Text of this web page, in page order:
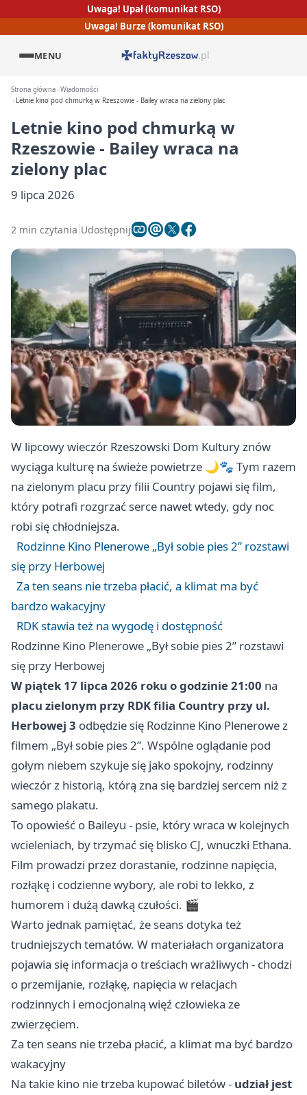
Uwaga! Upał (komunikat RSO)
Uwaga! Burze (komunikat RSO)
MENU
Strona główna Wiadomości
Letnie kino pod chmurką w Rzeszowie - Bailey wraca na zielony plac
Letnie kino pod chmurką w
Rzeszowie - Bailey wraca na
zielony plac
9 lipca 2026
2 min czytania Udostępnij
W lipcowy wieczór Rzeszowski Dom Kultury znów
wyciąga kulturę na świeże powietrze 🌙🐾 Tym razem
na zielonym placu przy filii Country pojawi się film,
który potrafi rozgrzać serce nawet wtedy, gdy noc
robi się chłodniejsza.
Rodzinne Kino Plenerowe „Był sobie pies 2” rozstawi
się przy Herbowej
Za ten seans nie trzeba płacić, a klimat ma być
bardzo wakacyjny
RDK stawia też na wygodę i dostępność
Rodzinne Kino Plenerowe „Był sobie pies 2” rozstawi
się przy Herbowej
W piątek 17 lipca 2026 roku o godzinie 21:00 na
placu zielonym przy RDK filia Country przy ul.
Herbowej 3 odbędzie się Rodzinne Kino Plenerowe z
filmem „Był sobie pies 2”. Wspólne oglądanie pod
gołym niebem szykuje się jako spokojny, rodzinny
wieczór z historią, którą zna się bardziej sercem niż z
samego plakatu.
To opowieść o Baileyu - psie, który wraca w kolejnych
wcieleniach, by trzymać się blisko CJ, wnuczki Ethana.
Film prowadzi przez dorastanie, rodzinne napięcia,
rozłąkę i codzienne wybory, ale robi to lekko, z
humorem i dużą dawką czułości. 🎬
Warto jednak pamiętać, że seans dotyka też
trudniejszych tematów. W materiałach organizatora
pojawia się informacja o treściach wrażliwych - chodzi
o przemijanie, rozłąkę, napięcia w relacjach
rodzinnych i emocjonalną więź człowieka ze
zwierzęciem.
Za ten seans nie trzeba płacić, a klimat ma być bardzo
wakacyjny
Na takie kino nie trzeba kupować biletów - udział jest